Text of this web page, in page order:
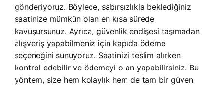
gönderiyoruz. Böylece, sabırsızlıkla beklediğiniz
saatinize mümkün olan en kısa sürede
kavuşursunuz. Ayrıca, güvenlik endişesi taşımadan
alışveriş yapabilmeniz için kapıda ödeme
seçeneğini sunuyoruz. Saatinizi teslim alırken
kontrol edebilir ve ödemeyi o an yapabilirsiniz. Bu
yöntem, size hem kolaylık hem de tam bir güven